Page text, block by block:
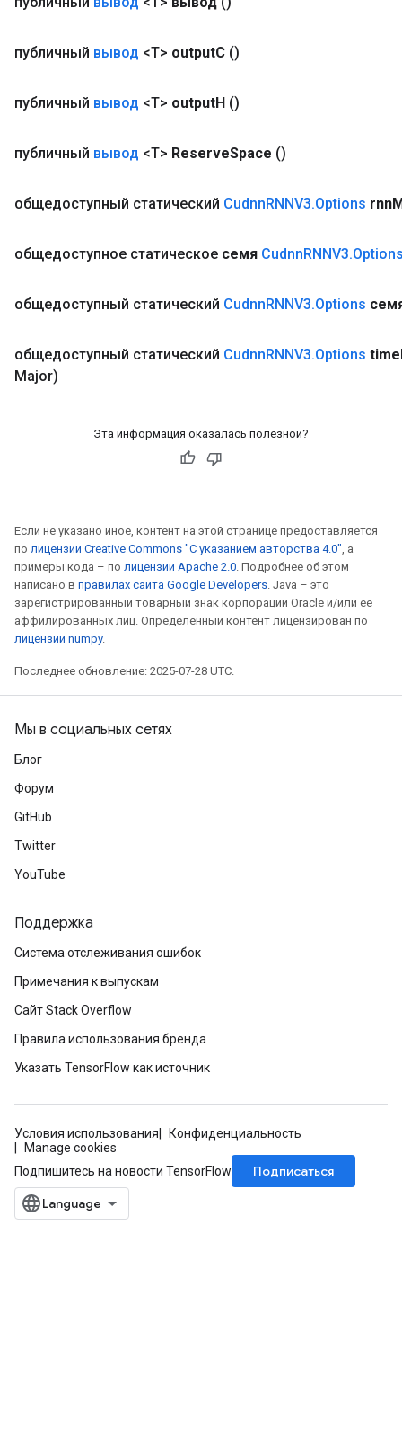
публичный вывод <T> outputC ()
публичный вывод <T> outputH ()
публичный вывод <T> ReserveSpace ()
общедоступный статический CudnnRNNV3.Options rnn
общедоступное статическое семя CudnnRNNV3.
общедоступный статический CudnnRNNV3.Options
общедоступный статический CudnnRNNV3.Options time
Major)
Эта информация оказалась полезной?
Если не указано иное, контент на этой странице предоставляется
по лицензии Creative Commons "С указанием авторства 4.0", а
примеры кода – по лицензии Apache 2.0. Подробнее об этом
написано в правилах сайта Google Developers. Java – это
зарегистрированный товарный знак корпорации Oracle и/или ее
аффилированных лиц. Определенный контент лицензирован по
лицензии numpy.
Последнее обновление: 2025-07-28 UTC.
Мы в социальных сетях
Блог
Форум
GitHub
Twitter
YouTube
Поддержка
Система отслеживания ошибок
Примечания к выпускам
Сайт Stack Overflow
Правила использования бренда
Указать TensorFlow как источник
Условия использования
Конфиденциальность
Manage cookies
Подпишитесь на новости TensorFlow
Подписаться